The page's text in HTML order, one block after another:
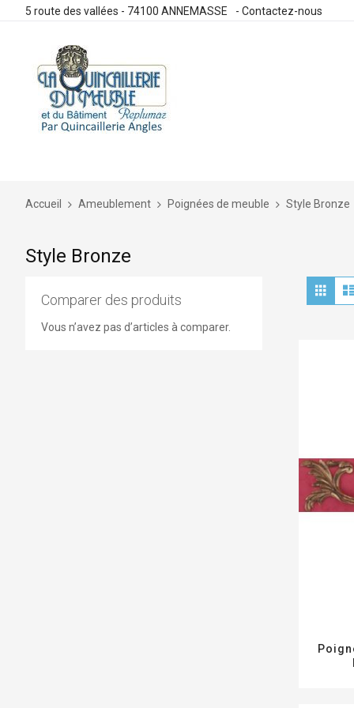
5 route des vallées - 74100 ANNEMASSE - Contactez-nous
Accueil Ameublement Poignées de meuble Style Bronze
Style Bronze
en
Grille
Comparer des produits
Vous n’avez pas d’articles à comparer.